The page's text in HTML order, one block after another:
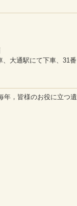
大通駅にて下車、31番
年，皆様のお役に立つ遺